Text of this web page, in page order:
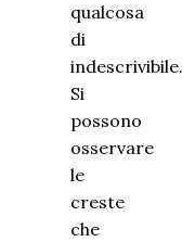
qualcosa
di
indescrivibile.
Si
possono
osservare
le
creste
che